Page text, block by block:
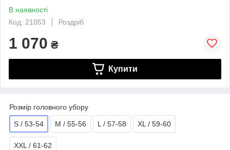
В наявності
Код: 21053
Роздріб
1 070 ₴
Купити
Розмір головного убору
S / 53-54 M / 55-56 L / 57-58 XL / 59-60
XXL / 61-62